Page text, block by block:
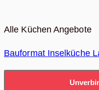
Alle Küchen Angebote
Bauformat Inselküche